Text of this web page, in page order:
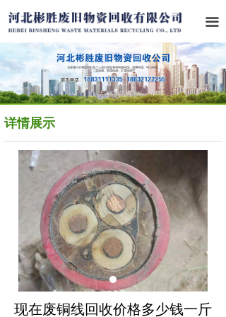
끀
首页
关于我们
业务范围
行业资讯
联系我们
现在废铜线回收价格多少钱一斤
详情展示